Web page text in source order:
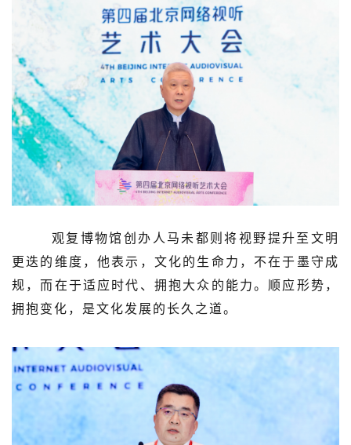
观复博物馆创办人马未都则将视野提升至文明
更迭的维度，他表示，文化的生命力，不在于墨守成
规，而在于适应时代、拥抱大众的能力。顺应形势，
拥抱变化，是文化发展的长久之道。